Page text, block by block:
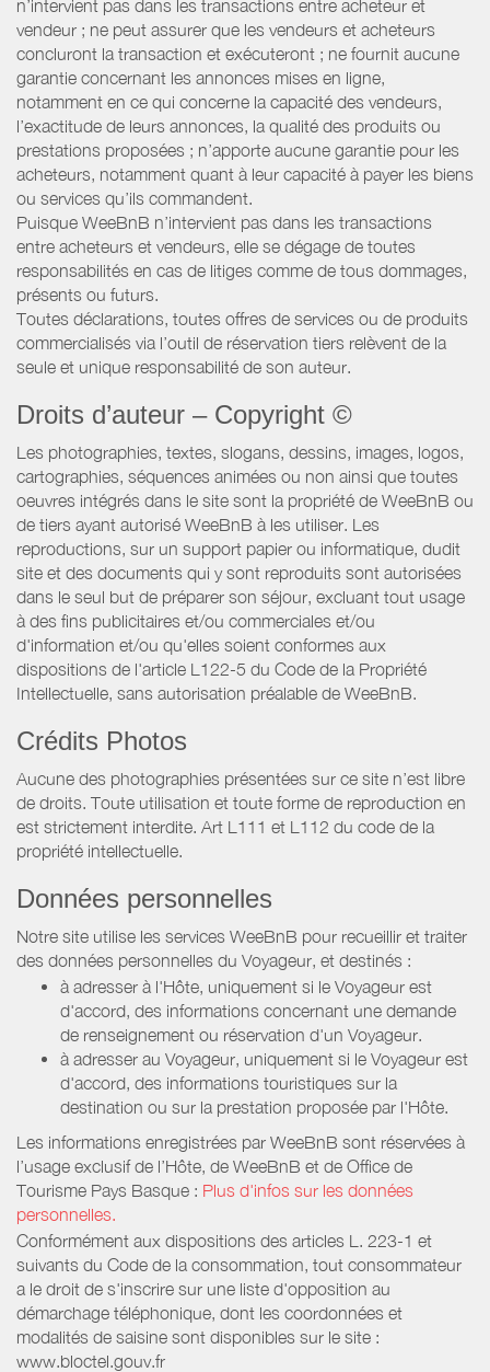
n’intervient pas dans les transactions entre acheteur et
vendeur ; ne peut assurer que les vendeurs et acheteurs
concluront la transaction et exécuteront ; ne fournit aucune
garantie concernant les annonces mises en ligne,
notamment en ce qui concerne la capacité des vendeurs,
l’exactitude de leurs annonces, la qualité des produits ou
prestations proposées ; n’apporte aucune garantie pour les
acheteurs, notamment quant à leur capacité à payer les biens
ou services qu’ils commandent.
Puisque WeeBnB n’intervient pas dans les transactions
entre acheteurs et vendeurs, elle se dégage de toutes
responsabilités en cas de litiges comme de tous dommages,
présents ou futurs.
Toutes déclarations, toutes offres de services ou de produits
commercialisés via l’outil de réservation tiers relèvent de la
seule et unique responsabilité de son auteur.
Droits d’auteur – Copyright ©
Les photographies, textes, slogans, dessins, images, logos,
cartographies, séquences animées ou non ainsi que toutes
oeuvres intégrés dans le site sont la propriété de WeeBnB ou
de tiers ayant autorisé WeeBnB à les utiliser. Les
reproductions, sur un support papier ou informatique, dudit
site et des documents qui y sont reproduits sont autorisées
dans le seul but de préparer son séjour, excluant tout usage
à des fins publicitaires et/ou commerciales et/ou
d'information et/ou qu'elles soient conformes aux
dispositions de l'article L122-5 du Code de la Propriété
Intellectuelle, sans autorisation préalable de WeeBnB.
Crédits Photos
Aucune des photographies présentées sur ce site n’est libre
de droits. Toute utilisation et toute forme de reproduction en
est strictement interdite. Art L111 et L112 du code de la
propriété intellectuelle.
Données personnelles
Notre site utilise les services WeeBnB pour recueillir et traiter
des données personnelles du Voyageur, et destinés :
à adresser à l'Hôte, uniquement si le Voyageur est
d'accord, des informations concernant une demande
de renseignement ou réservation d'un Voyageur.
à adresser au Voyageur, uniquement si le Voyageur est
d'accord, des informations touristiques sur la
destination ou sur la prestation proposée par l'Hôte.
Les informations enregistrées par WeeBnB sont réservées à
l’usage exclusif de l’Hôte, de WeeBnB et de Office de
Tourisme Pays Basque : Plus d'infos sur les données
personnelles.
Conformément aux dispositions des articles L. 223-1 et
suivants du Code de la consommation, tout consommateur
a le droit de s'inscrire sur une liste d'opposition au
démarchage téléphonique, dont les coordonnées et
modalités de saisine sont disponibles sur le site :
www.bloctel.gouv.fr